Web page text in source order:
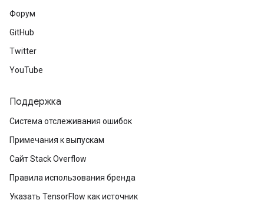
Форум
GitHub
Twitter
YouTube
Поддержка
Система отслеживания ошибок
Примечания к выпускам
Сайт Stack Overflow
Правила использования бренда
Указать TensorFlow как источник